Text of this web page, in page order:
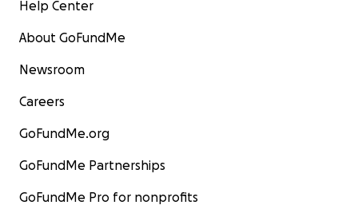
Help Center
About GoFundMe
Newsroom
Careers
GoFundMe.org
GoFundMe Partnerships
GoFundMe Pro for nonprofits